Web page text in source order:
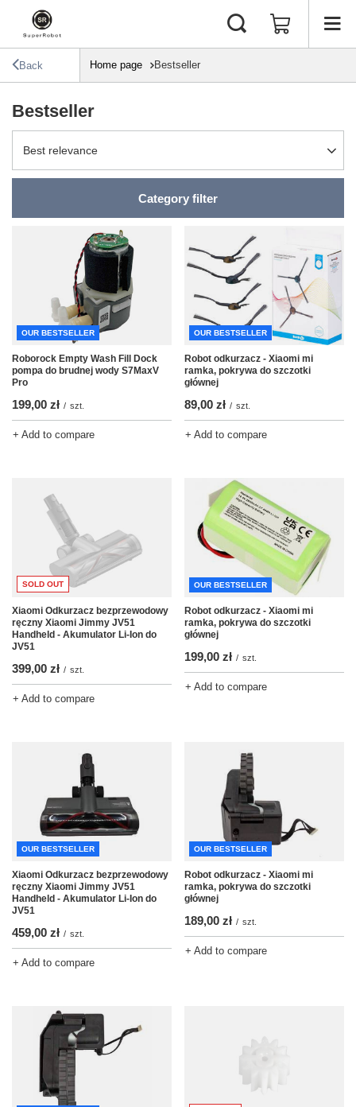
Back Home page Bestseller
Bestseller
Change sorting
Best relevance
Category filter
OUR BESTSELLER
Roborock Empty Wash Fill Dock
pompa do brudnej wody S7MaxV
Pro
199,00 zł / szt.
+ Add to compare
OUR BESTSELLER
Robot odkurzacz - Xiaomi mi
ramka, pokrywa do szczotki
głównej
89,00 zł / szt.
+ Add to compare
SOLD OUT
Xiaomi Odkurzacz bezprzewodowy
ręczny Xiaomi Jimmy JV51
Handheld - Akumulator Li-Ion do
JV51
399,00 zł / szt.
+ Add to compare
OUR BESTSELLER
Robot odkurzacz - Xiaomi mi
ramka, pokrywa do szczotki
głównej
199,00 zł / szt.
+ Add to compare
OUR BESTSELLER
Xiaomi Odkurzacz bezprzewodowy
ręczny Xiaomi Jimmy JV51
Handheld - Akumulator Li-Ion do
JV51
459,00 zł / szt.
+ Add to compare
OUR BESTSELLER
Robot odkurzacz - Xiaomi mi
ramka, pokrywa do szczotki
głównej
189,00 zł / szt.
+ Add to compare